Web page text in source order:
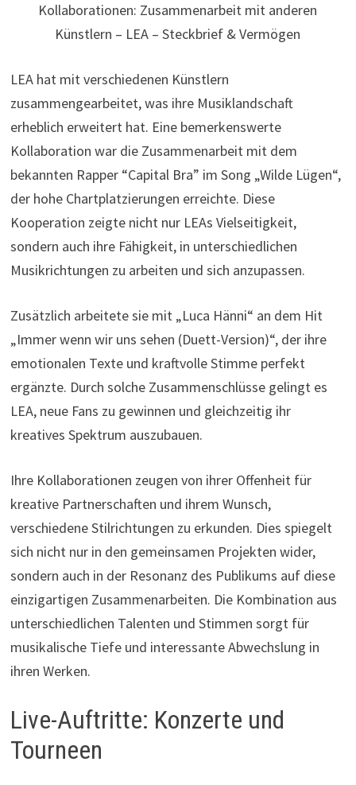
Kollaborationen: Zusammenarbeit mit anderen
Künstlern – LEA – Steckbrief & Vermögen
LEA hat mit verschiedenen Künstlern
zusammengearbeitet, was ihre Musiklandschaft
erheblich erweitert hat. Eine bemerkenswerte
Kollaboration war die Zusammenarbeit mit dem
bekannten Rapper “Capital Bra” im Song „Wilde Lügen“,
der hohe Chartplatzierungen erreichte. Diese
Kooperation zeigte nicht nur LEAs Vielseitigkeit,
sondern auch ihre Fähigkeit, in unterschiedlichen
Musikrichtungen zu arbeiten und sich anzupassen.
Zusätzlich arbeitete sie mit „Luca Hänni“ an dem Hit
„Immer wenn wir uns sehen (Duett-Version)“, der ihre
emotionalen Texte und kraftvolle Stimme perfekt
ergänzte. Durch solche Zusammenschlüsse gelingt es
LEA, neue Fans zu gewinnen und gleichzeitig ihr
kreatives Spektrum auszubauen.
Ihre Kollaborationen zeugen von ihrer Offenheit für
kreative Partnerschaften und ihrem Wunsch,
verschiedene Stilrichtungen zu erkunden. Dies spiegelt
sich nicht nur in den gemeinsamen Projekten wider,
sondern auch in der Resonanz des Publikums auf diese
einzigartigen Zusammenarbeiten. Die Kombination aus
unterschiedlichen Talenten und Stimmen sorgt für
musikalische Tiefe und interessante Abwechslung in
ihren Werken.
Live-Auftritte: Konzerte und
Tourneen